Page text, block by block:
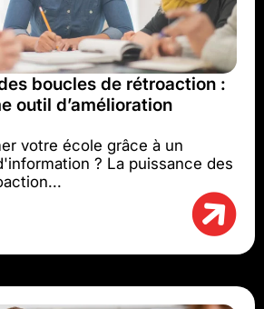
boucles de rétroaction :
outil d’amélioration
votre école grâce à un
? La puissance des